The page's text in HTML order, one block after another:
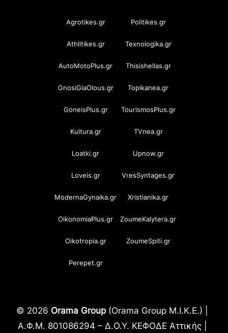
Agrotikes.gr Politikes.gr
Athlitikes.gr Texnologika.gr
AutoMotoPlus.gr Thisishellas.gr
GnosiGiaOlous.gr Topikanea.gr
GoneisPlus.gr TourismosPlus.gr
Kultura.gr TVnea.gr
Loatki.gr Upnow.gr
Loveis.gr VresSyntages.gr
ModernaGynaika.gr Xristianika.gr
OikonomiaPlus.gr ZoumeKalytera.gr
Oikotropia.gr ZoumeSpiti.gr
Perepet.gr
© 2026 Orama Group(Orama Group Μ.Ι.Κ.Ε.) |
Α.Φ.Μ. 801086294 – Δ.Ο.Υ. ΚΕΦΟΔΕ Αττικής |